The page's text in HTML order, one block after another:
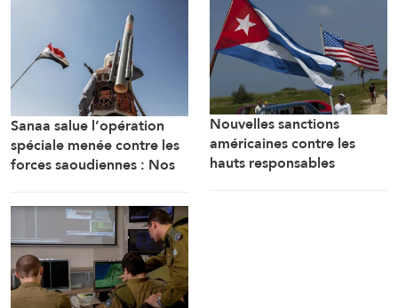
Sanaa salue l’opération
spéciale menée contre les
forces saoudiennes : Nos
Nouvelles sanctions
américaines contre les
hauts responsables